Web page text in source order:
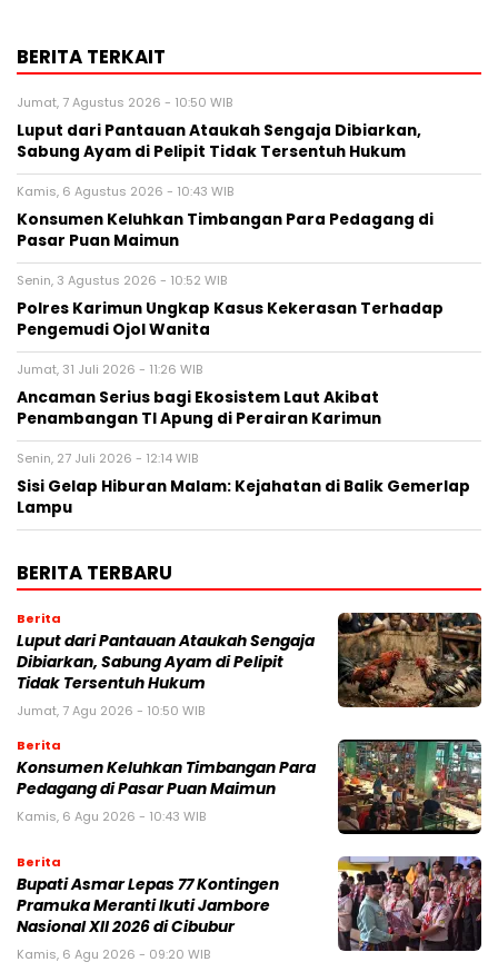
BERITA TERKAIT
Jumat, 7 Agustus 2026 - 10:50 WIB
Luput dari Pantauan Ataukah Sengaja Dibiarkan,
Sabung Ayam di Pelipit Tidak Tersentuh Hukum
Kamis, 6 Agustus 2026 - 10:43 WIB
Konsumen Keluhkan Timbangan Para Pedagang di
Pasar Puan Maimun
Senin, 3 Agustus 2026 - 10:52 WIB
Polres Karimun Ungkap Kasus Kekerasan Terhadap
Pengemudi Ojol Wanita
Jumat, 31 Juli 2026 - 11:26 WIB
Ancaman Serius bagi Ekosistem Laut Akibat
Penambangan TI Apung di Perairan Karimun
Senin, 27 Juli 2026 - 12:14 WIB
Sisi Gelap Hiburan Malam: Kejahatan di Balik Gemerlap
Lampu
BERITA TERBARU
Berita
Luput dari Pantauan Ataukah Sengaja
Dibiarkan, Sabung Ayam di Pelipit
Tidak Tersentuh Hukum
Jumat, 7 Agu 2026 - 10:50 WIB
Berita
Konsumen Keluhkan Timbangan Para
Pedagang di Pasar Puan Maimun
Kamis, 6 Agu 2026 - 10:43 WIB
Berita
Bupati Asmar Lepas 77 Kontingen
Pramuka Meranti Ikuti Jambore
Nasional XII 2026 di Cibubur
Kamis, 6 Agu 2026 - 09:20 WIB